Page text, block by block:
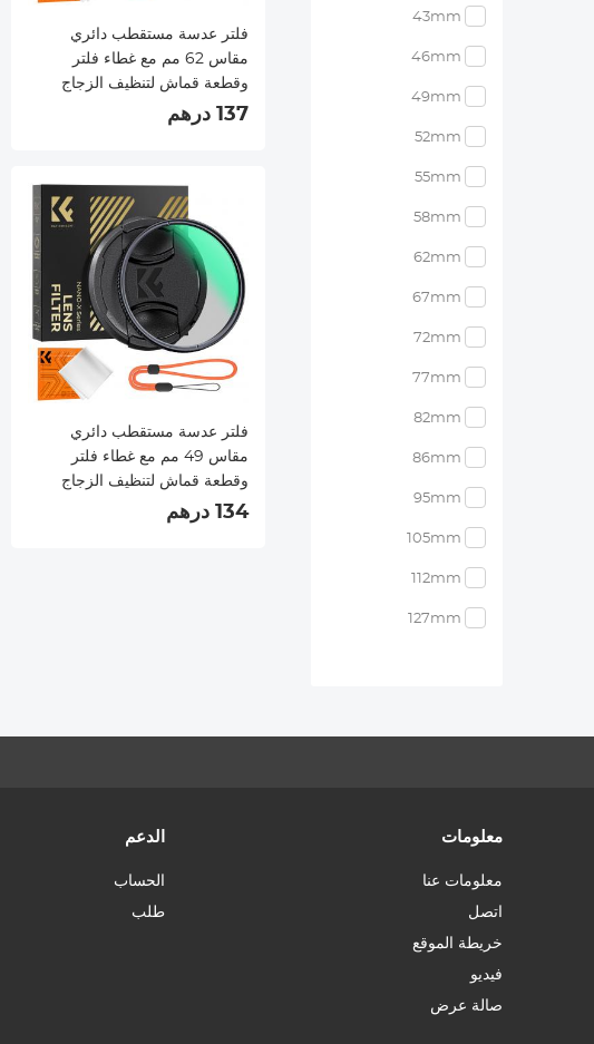
43mm
46mm
49mm
52mm
55mm
58mm
62mm
67mm
72mm
77mm
82mm
86mm
95mm
105mm
112mm
127mm
فلتر عدسة مستقطب دائري
مقاس 62 مم مع غطاء فلتر
وقطعة قماش لتنظيف الزجاج
137 درهم
فلتر عدسة مستقطب دائري
مقاس 49 مم مع غطاء فلتر
وقطعة قماش لتنظيف الزجاج
134 درهم
معلومات
معلومات عنا
اتصل
خريطة الموقع
فيديو
صالة عرض
الدعم
الحساب
طلب